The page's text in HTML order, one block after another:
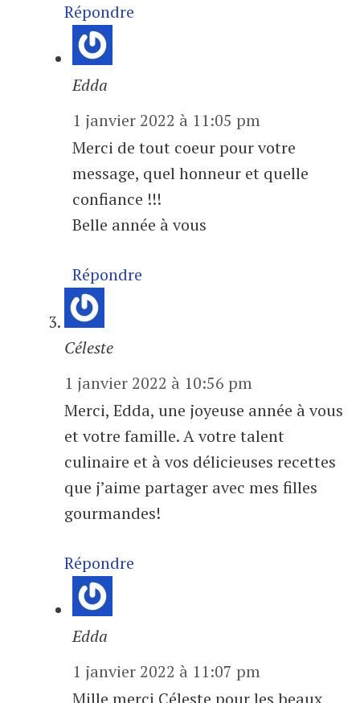
Répondre
Edda
1 janvier 2022 à 11:05 pm
Merci de tout coeur pour votre
message, quel honneur et quelle
confiance !!!
Belle année à vous
Répondre
Céleste
1 janvier 2022 à 10:56 pm
Merci, Edda, une joyeuse année à vous
et votre famille. A votre talent
culinaire et à vos délicieuses recettes
que j’aime partager avec mes filles
gourmandes!
Répondre
Edda
1 janvier 2022 à 11:07 pm
Mille merci Céleste pour les beaux